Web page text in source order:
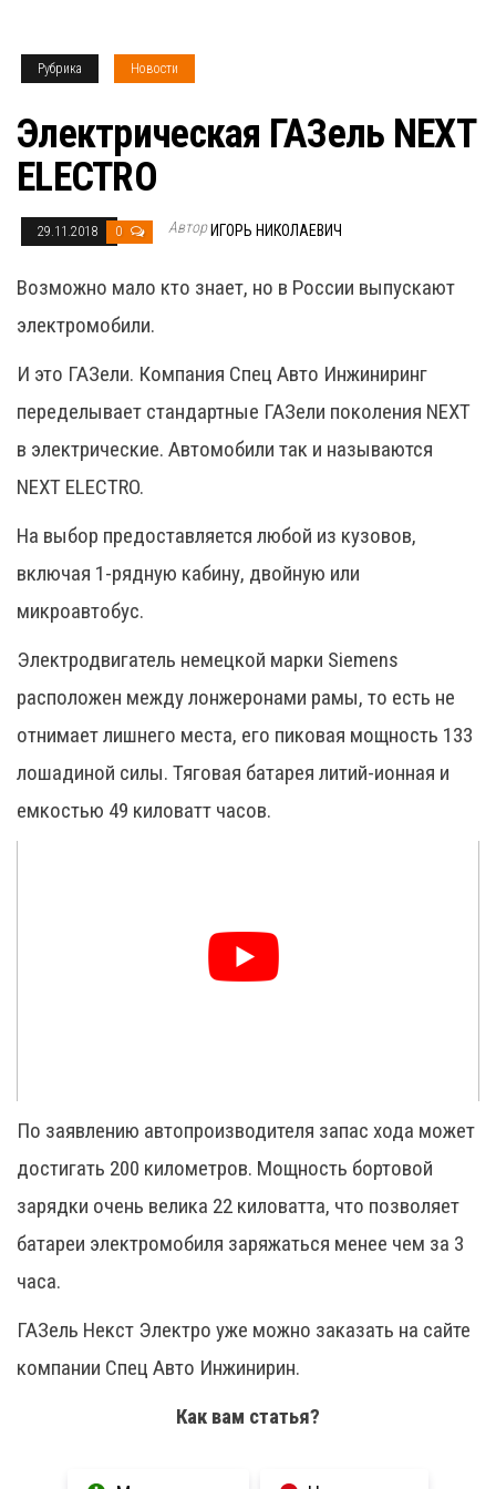
Рубрика Новости
Электрическая ГАЗель NEXT
ELECTRO
29.11.2018 0 Автор ИГОРЬ НИКОЛАЕВИЧ
Возможно мало кто знает, но в России выпускают
электромобили.
И это ГАЗели. Компания Спец Авто Инжиниринг
переделывает стандартные ГАЗели поколения NEXT
в электрические. Автомобили так и называются
NEXT ELECTRO.
На выбор предоставляется любой из кузовов,
включая 1-рядную кабину, двойную или
микроавтобус.
Электродвигатель немецкой марки Siemens
расположен между лонжеронами рамы, то есть не
отнимает лишнего места, его пиковая мощность 133
лошадиной силы. Тяговая батарея литий-ионная и
емкостью 49 киловатт часов.
По заявлению автопроизводителя запас хода может
достигать 200 километров. Мощность бортовой
зарядки очень велика 22 киловатта, что позволяет
батареи электромобиля заряжаться менее чем за 3
часа.
ГАЗель Некст Электро уже можно заказать на сайте
компании Спец Авто Инжинирин.
Как вам статья?